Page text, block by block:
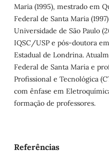
Maria (1995), mestrado em
Federal de Santa Maria
Universidade de São Paulo
IQSC/USP e pós-doutora
Estadual de Londrina.
Federal de Santa Maria e
Profissional e Tecnológica
com ênfase em
formação de professores.
Referências